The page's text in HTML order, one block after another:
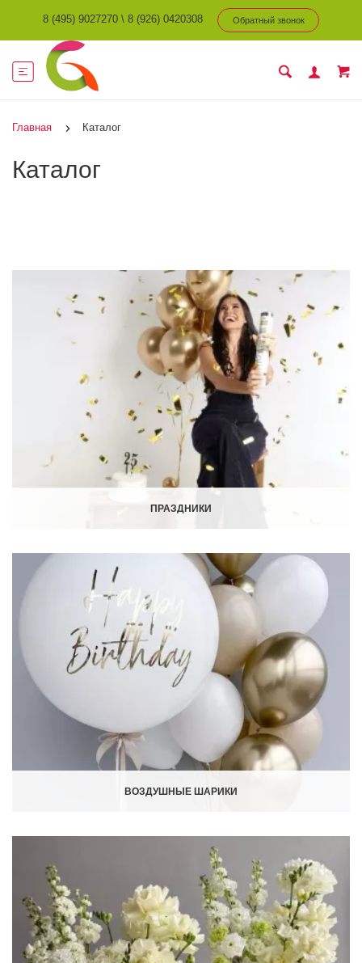
8 (495) 9027270 \ 8 (926) 0420308 Обратный звонок
Главная Каталог
Каталог
ПРАЗДНИКИ
ВОЗДУШНЫЕ ШАРИКИ